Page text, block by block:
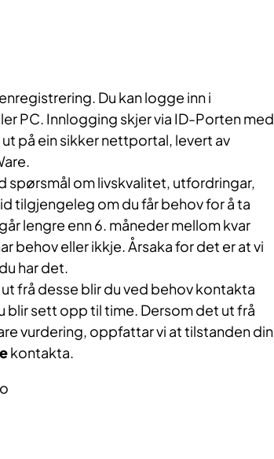
Du kan logge inn i
PC. Innlogging skjer via ID-Porten med
på ein sikker nettportal, levert av
spørsmål om livskvalitet, utfordringar,
tilgjengeleg om du får behov for å ta
lengre enn 6. måneder mellom kvar
behov eller ikkje. Årsaka for det er at vi
har det.
frå desse blir du ved behov kontakta
sett opp til time. Dersom det ut frå
vurdering, oppfattar vi at tilstanden din
kontakta.